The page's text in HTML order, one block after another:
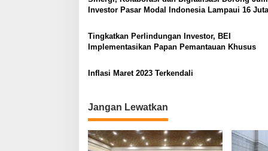
s
i
p
s
Investor Pasar Modal Indonesia Lampaui 16 Juta
Tingkatkan Perlindungan Investor, BEI
Implementasikan Papan Pemantauan Khusus
Inflasi Maret 2023 Terkendali
Jangan Lewatkan